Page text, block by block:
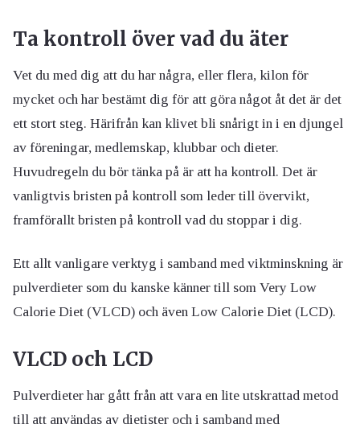
Ta kontroll över vad du äter
Vet du med dig att du har några, eller flera, kilon för
mycket och har bestämt dig för att göra något åt det är det
ett stort steg. Härifrån kan klivet bli snårigt in i en djungel
av föreningar, medlemskap, klubbar och dieter.
Huvudregeln du bör tänka på är att ha kontroll. Det är
vanligtvis bristen på kontroll som leder till övervikt,
framförallt bristen på kontroll vad du stoppar i dig.
Ett allt vanligare verktyg i samband med viktminskning är
pulverdieter som du kanske känner till som Very Low
Calorie Diet (VLCD) och även Low Calorie Diet (LCD).
VLCD och LCD
Pulverdieter har gått från att vara en lite utskrattad metod
till att användas av dietister och i samband med